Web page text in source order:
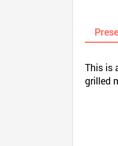
This is
grilled